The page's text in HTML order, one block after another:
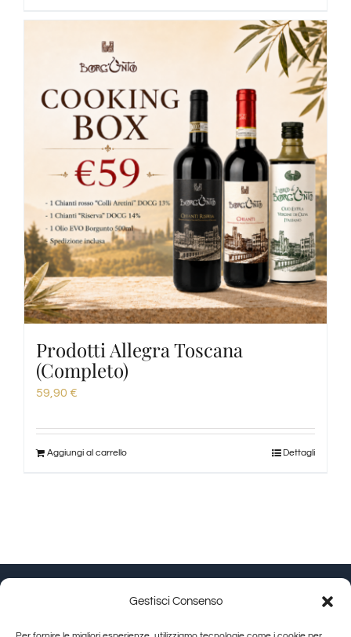
Gestisci Consenso
Prodotti Allegra Toscana
(Completo)
59,90 €
Aggiungi al carrello Dettagli